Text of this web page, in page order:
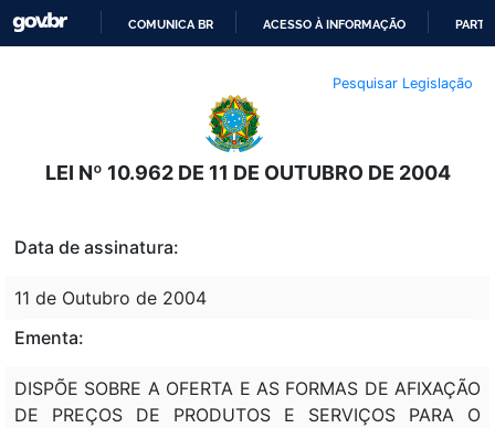
O
CONTEÚDO
COMUNICA BR ACESSO À INFORMAÇÃO
Pesquisar Legislação
LEI Nº 10.962 DE 11 DE OUTUBRO DE 2004
Data de assinatura:
11 de Outubro de 2004
Ementa:
DISPÕE SOBRE A OFERTA E AS FORMAS DE AFIXAÇÃO
DE PREÇOS DE PRODUTOS E SERVIÇOS PARA O